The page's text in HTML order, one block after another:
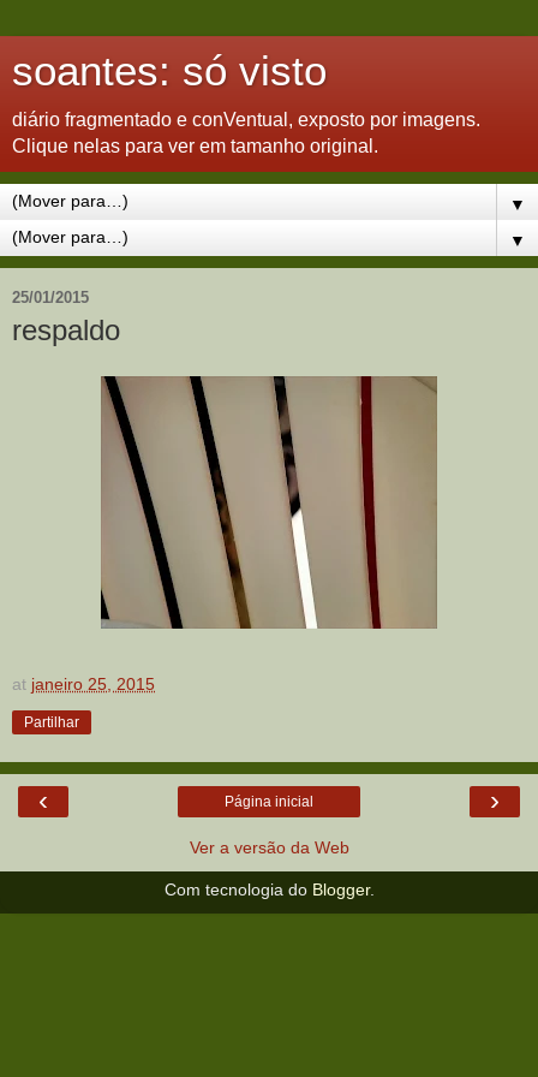
soantes: só visto
diário fragmentado e conVentual, exposto por imagens.
Clique nelas para ver em tamanho original.
▼
▼
25/01/2015
respaldo
at janeiro 25, 2015
Partilhar
‹ ›
Página inicial
Ver a versão da Web
Com tecnologia do Blogger.